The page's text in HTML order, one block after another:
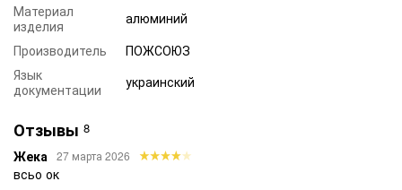
Материал
изделия
алюминий
Производитель
ПОЖСОЮЗ
Язык
документации
украинский
Отзывы 8
Жека 27 марта 2026
всьо ок